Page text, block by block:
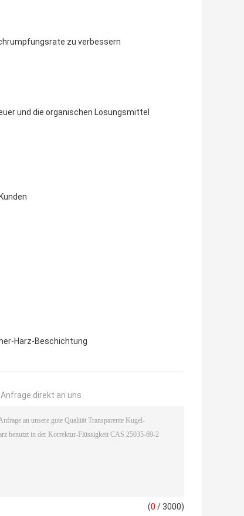
zu verbessern
und die organischen Lösungsmittel
Harz-Beschichtung
direkt an uns
(0 / 3000)